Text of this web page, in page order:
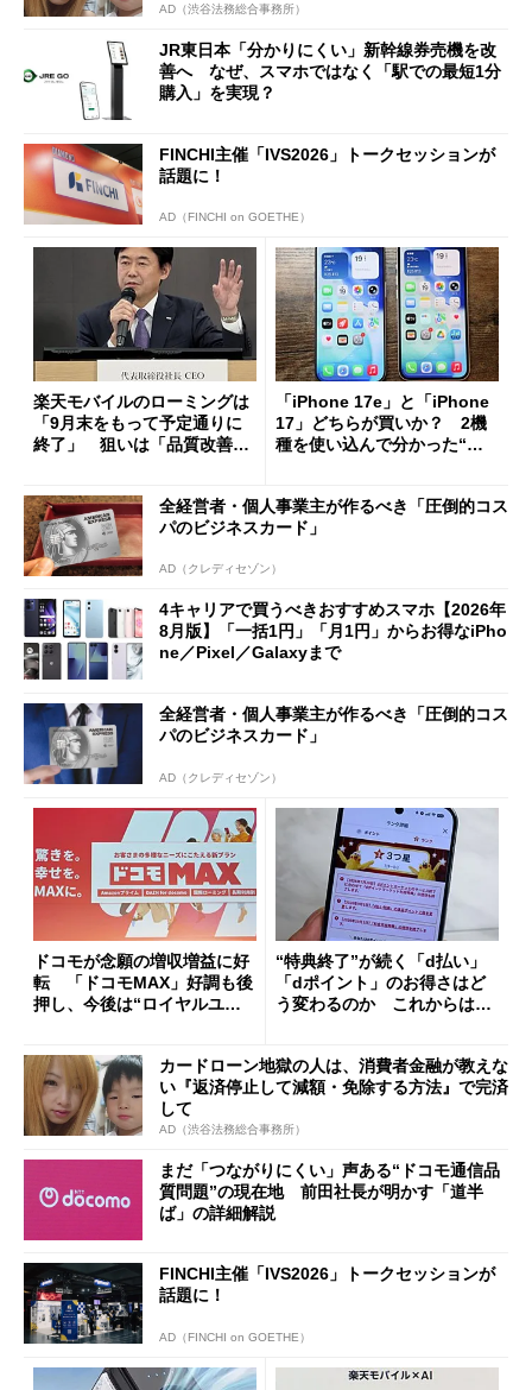
AD（渋谷法務総合事務所）
JR東日本「分かりにくい」新幹線券売機を改
善へ なぜ、スマホではなく「駅での最短1分
購入」を実現？
FINCHI主催「IVS2026」トークセッションが
話題に！
AD（FINCHI on GOETHE）
楽天モバイルのローミングは
「9月末をもって予定通りに
終了」 狙いは「品質改善」
も
「iPhone 17e」と「iPhone
17」どちらが買いか？ 2機
種を使い込んで分かった“ス
全経営者・個人事業主が作るべき「圧倒的コス
パのビジネスカード」
AD（クレディセゾン）
4キャリアで買うべきおすすめスマホ【2026年
8月版】「一括1円」「月1円」からお得なiPho
ne／Pixel／Galaxyまで
全経営者・個人事業主が作るべき「圧倒的コス
パのビジネスカード」
AD（クレディセゾン）
ドコモが念願の増収増益に好
転 「ドコモMAX」好調も後
押し、今後は“ロイヤルユー
“特典終了”が続く「d払い」
「dポイント」のお得さはど
う変わるのか これからは
カードローン地獄の人は、消費者金融が教えな
い『返済停止して減額・免除する方法』で完済
して
AD（渋谷法務総合事務所）
まだ「つながりにくい」声ある“ドコモ通信品
質問題”の現在地 前田社長が明かす「道半
ば」の詳細解説
FINCHI主催「IVS2026」トークセッションが
話題に！
AD（FINCHI on GOETHE）